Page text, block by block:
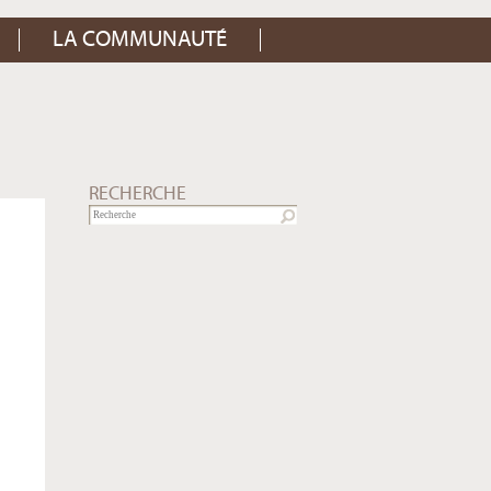
LA COMMUNAUTÉ
RECHERCHE